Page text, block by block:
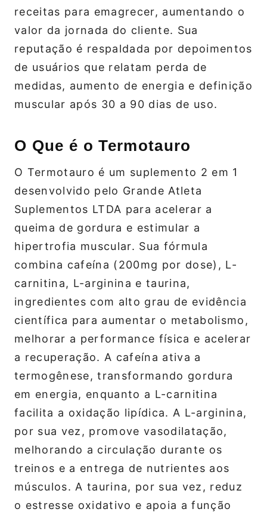
receitas para emagrecer, aumentando o
valor da jornada do cliente. Sua
reputação é respaldada por depoimentos
de usuários que relatam perda de
medidas, aumento de energia e definição
muscular após 30 a 90 dias de uso.
O Que é o Termotauro
O Termotauro é um suplemento 2 em 1
desenvolvido pelo Grande Atleta
Suplementos LTDA para acelerar a
queima de gordura e estimular a
hipertrofia muscular. Sua fórmula
combina cafeína (200mg por dose), L-
carnitina, L-arginina e taurina,
ingredientes com alto grau de evidência
científica para aumentar o metabolismo,
melhorar a performance física e acelerar
a recuperação. A cafeína ativa a
termogênese, transformando gordura
em energia, enquanto a L-carnitina
facilita a oxidação lipídica. A L-arginina,
por sua vez, promove vasodilatação,
melhorando a circulação durante os
treinos e a entrega de nutrientes aos
músculos. A taurina, por sua vez, reduz
o estresse oxidativo e apoia a função